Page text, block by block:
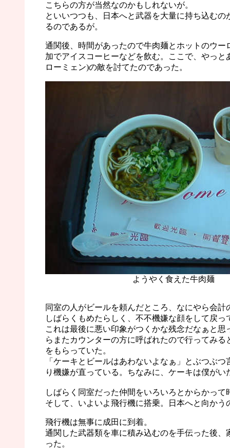
こちらの方が当然なのかもしれないが。
といいつつも、日本へと武器を大量に持ち込むの
るのであるが。
通関後、時間があったので牛肉麺とホットのウー
加でアイスコーヒーなどを飲む。ここで、やっと
ローミェン)の敵を討てたのであった。
ようやく食えた牛肉麺
同室の人がビールを頼んだところ、なにやら会計
しばらくもめたらしく、不不機嫌な顔をして戻っ
これは最後に悪い印象がつくかな残念だなぁと思
らまたカウンターの方に呼ばれたので行ってみる
をもらっていた。
「ケーキとビールはあわないよなぁ」とぶつぶ
り機嫌が直っている。ちなみに、ケーキは僕がい
しばらく同室だった仲間をいろいろとからかって
そして、いよいよ飛行機に搭乗。日本へと向かう
飛行機は無事に成田に到着。
通関した武器類を車に積み込むのを手伝った後、
った。